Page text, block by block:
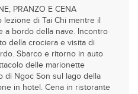
PRANZO E CENA
di Tai Chi mentre il
a bordo della nave. Incontro
della crociera e visita di
Sbarco e ritorno in auto
delle marionette
di Ngoc Son sul lago della
in hotel. Cena in ristorante